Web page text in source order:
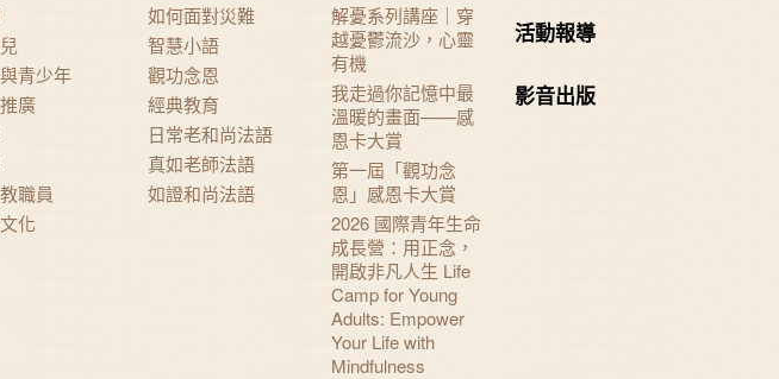
青少年
廣
職員
化
如何面對災難
智慧小語
觀功念恩
經典教育
日常老和尚法語
真如老師法語
如證和尚法語
解憂系列講座｜穿
越憂鬱流沙，心靈
有機
我走過你記憶中最
溫暖的畫面——感
恩卡大賞
第一屆「觀功念
恩」感恩卡大賞
2026 國際青年生命
成長營：用正念，
開啟非凡人生 Life
Camp for Young
Adults: Empower
Your Life with
Mindfulness
活動報導
影音出版